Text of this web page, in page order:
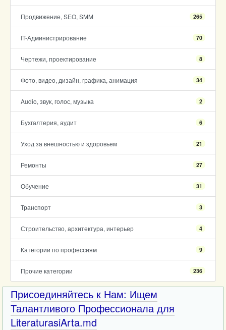
Продвижение, SEO, SMM 265
IT-Администрирование 70
Чертежи, проектирование 8
Фото, видео, дизайн, графика, анимация 34
Audio, звук, голос, музыка 2
Бухгалтерия, аудит 6
Уход за внешностью и здоровьем 21
Ремонты 27
Обучение 31
Транспорт 3
Строительство, архитектура, интерьер 4
Категории по профессиям 9
Прочие категории 236
Присоединяйтесь к Нам: Ищем
Талантливого Профессионала для
LiteraturasiArta.md